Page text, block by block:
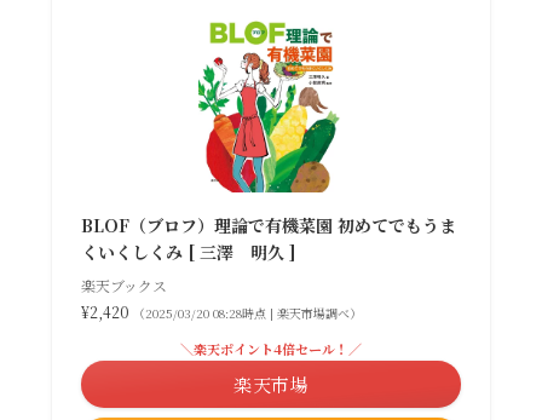
BLOF（ブロフ）理論で有機菜園 初めてでもうま
くいくしくみ [ 三澤 明久 ]
楽天ブックス
¥2,420
（2025/03/20 08:28時点 | 楽天市場調べ）
＼楽天ポイント4倍セール！／
楽天市場